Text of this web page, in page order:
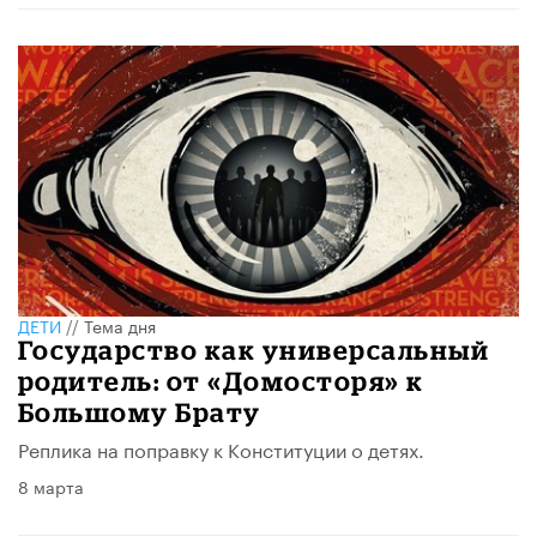
ДЕТИ//Тема дня
Государство как универсальный
родитель: от «Домосторя» к
Большому Брату
Реплика на поправку к Конституции о детях.
8 марта